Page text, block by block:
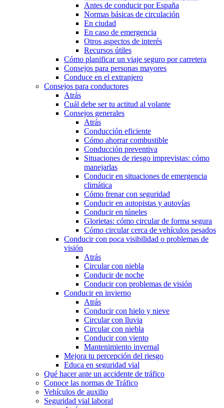
Antes de conducir por España
Normas básicas de circulación
En ciudad
En caso de emergencia
Otros aspectos de interés
Recursos útiles
Cómo planificar un viaje seguro por carretera
Consejos para personas mayores
Conduce en el extranjero
Consejos para conductores
Atrás
Cuál debe ser tu actitud al volante
Consejos generales
Atrás
Conducción eficiente
Cómo ahorrar combustible
Conducción preventiva
Situaciones de riesgo imprevistas: cómo
manejarlas
Conducir en situaciones de emergencia
climática
Cómo frenar con seguridad
Conducir en autopistas y autovías
Conducir en túneles
Glorietas: cómo circular de forma segura
Cómo circular cerca de vehículos pesados
Conducir con poca visibilidad o problemas de
visión
Atrás
Circular con niebla
Conducir de noche
Conducir con problemas de visión
Conducir en invierno
Atrás
Conducir con hielo y nieve
Circular con lluvia
Circular con niebla
Conducir con viento
Mantenimiento invernal
Mejora tu percepción del riesgo
Educa en seguridad vial
Qué hacer ante un accidente de tráfico
Conoce las normas de Tráfico
Vehículos de auxilio
Seguridad vial laboral